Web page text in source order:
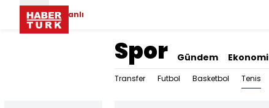
Canlı
Spor Gündem Ekonomi
Transfer Futbol Basketbol Tenis